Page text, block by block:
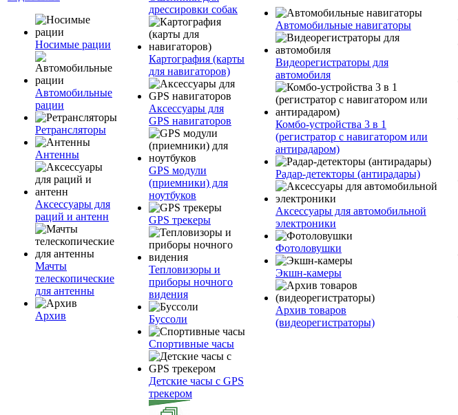
Носимые рации
Автомобильные
рации
Ретрансляторы
Антенны
Аксессуары для
раций и антенн
Мачты
телескопические
для антенны
Архив
дрессировки собак
Картография (карты
для навигаторов)
Аксессуары для
GPS навигаторов
GPS модули
(приемники) для
ноутбуков
GPS трекеры
Тепловизоры и
приборы ночного
видения
Буссоли
Спортивные часы
Детские часы с GPS
трекером
Автомобильные навигаторы
Видеорегистраторы для
автомобиля
Комбо-устройства 3 в 1
(регистратор с навигатором или
антирадаром)
Радар-детекторы (антирадары)
Аксессуары для автомобильной
электроники
Фотоловушки
Экшн-камеры
Архив товаров
(видеорегистраторы)